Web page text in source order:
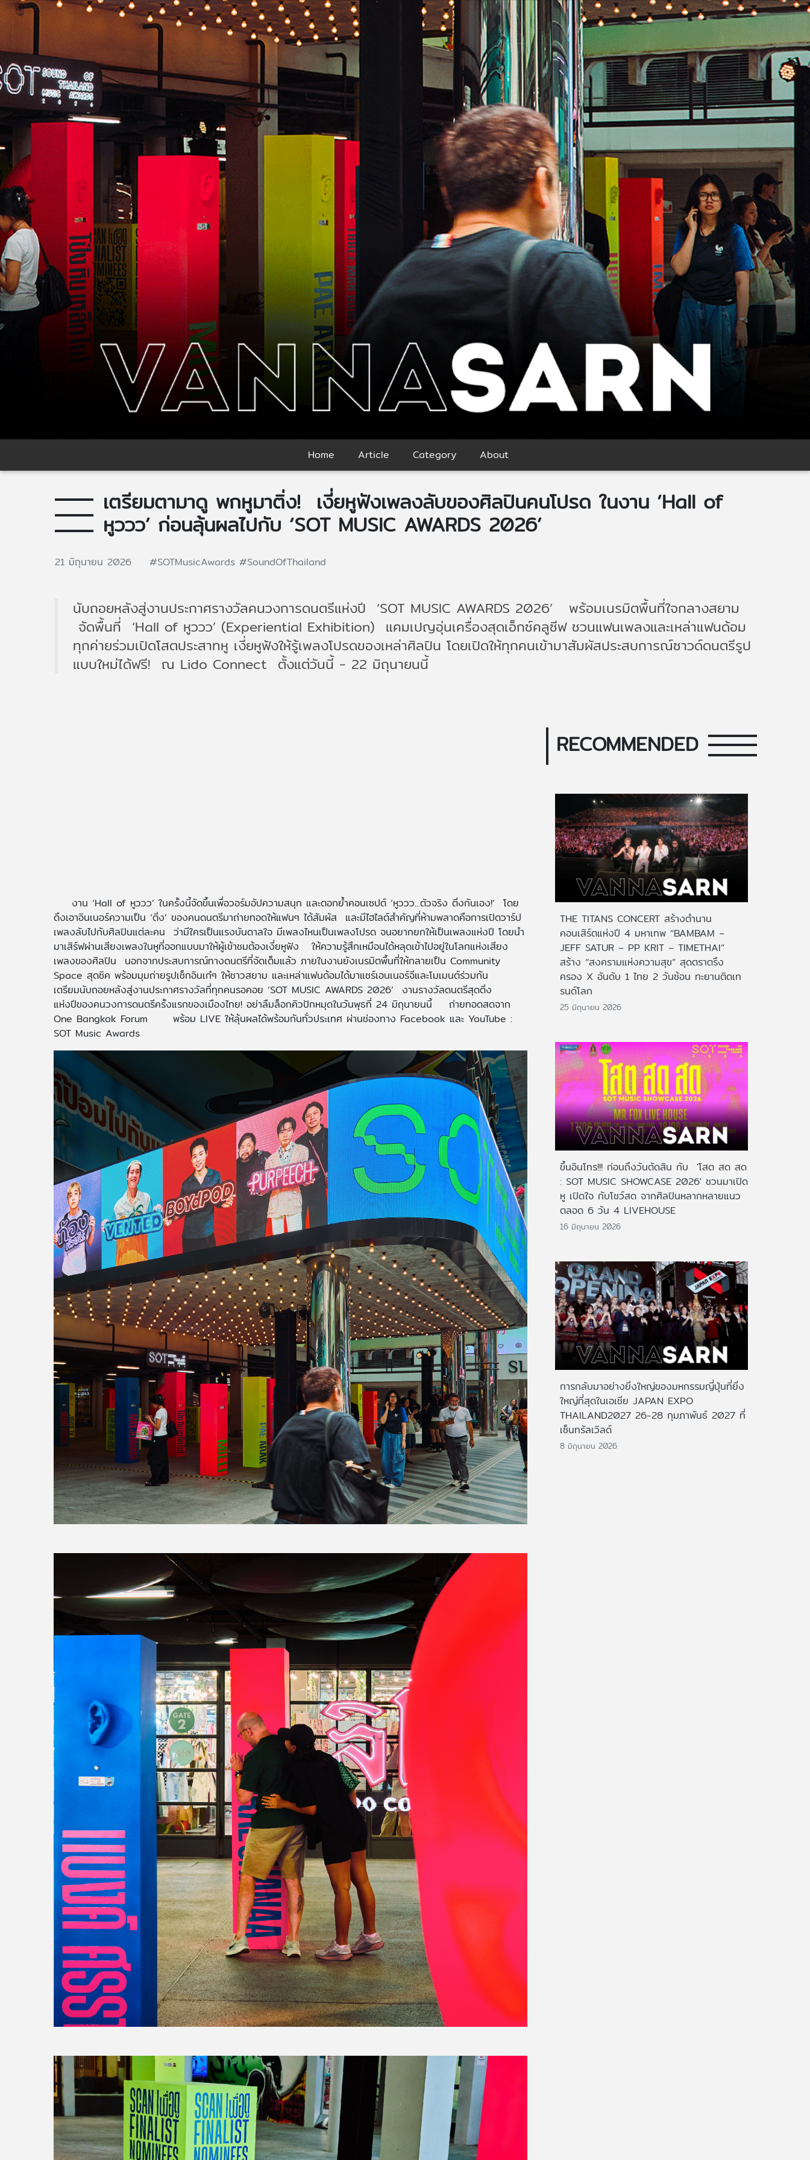
Home Article Category About
เตรียมตามาดู พกหูมาติ่ง! เงี่ยหูฟังเพลงลับของศิลปินคนโปรด ในงาน ‘Hall of
หูววว’ ก่อนลุ้นผลไปกับ ‘SOT MUSIC AWARDS 2026’
21 มิถุนายน 2026 #SOTMusicAwards#SoundOfThailand
นับถอยหลังสู่งานประกาศรางวัลคนวงการดนตรีแห่งปี ‘SOT MUSIC AWARDS 2026’ พร้อมเนรมิตพื้นที่ใจกลางสยาม
จัดพื้นที่ ‘Hall of หูววว’ (Experiential Exhibition) แคมเปญอุ่นเครื่องสุดเอ็กซ์คลูซีฟ ชวนแฟนเพลงและเหล่าแฟนด้อม
ทุกค่ายร่วมเปิดโสตประสาทหู เงี่ยหูฟังให้รู้เพลงโปรดของเหล่าศิลปิน โดยเปิดให้ทุกคนเข้ามาสัมผัสประสบการณ์ซาวด์ดนตรีรูป
แบบใหม่ได้ฟรี! ณ Lido Connect ตั้งแต่วันนี้ - 22 มิถุนายนนี้
งาน ‘Hall of หูววว’ ในครั้งนี้จัดขึ้นเพื่อวอร์มอัปความสนุก และตอกย้ำคอนเซปต์ ‘หูววว...ตัวจริง ติ่งกันเอง!’ โดย
ดึงเอาอินเนอร์ความเป็น ‘ติ่ง’ ของคนดนตรีมาถ่ายทอดให้แฟนๆ ได้สัมผัส และมีไฮไลต์สำคัญที่ห้ามพลาดคือการเปิดวาร์ป
เพลงลับไปกับศิลปินแต่ละคน ว่ามีใครเป็นแรงบันดาลใจ มีเพลงไหนเป็นเพลงโปรด จนอยากยกให้เป็นเพลงแห่งปี โดยนำ
มาเสิร์ฟผ่านเสียงเพลงในหูที่ออกแบบมาให้ผู้เข้าชมต้องเงี่ยหูฟัง ให้ความรู้สึกเหมือนได้หลุดเข้าไปอยู่ในโลกแห่งเสียง
เพลงของศิลปิน นอกจากประสบการณ์ทางดนตรีที่จัดเต็มแล้ว ภายในงานยังเนรมิตพื้นที่ให้กลายเป็น Community
Space สุดชิค พร้อมมุมถ่ายรูปเช็กอินเก๋ๆ ให้ชาวสยาม และเหล่าแฟนด้อมได้มาแชร์เอนเนอร์จีและโมเมนต์ร่วมกัน
เตรียมนับถอยหลังสู่งานประกาศรางวัลที่ทุกคนรอคอย ‘SOT MUSIC AWARDS 2026’ งานรางวัลดนตรีสุดติ่ง
แห่งปีของคนวงการดนตรีครั้งแรกของเมืองไทย! อย่าลืมล็อกคิวปักหมุดในวันพุธที่ 24 มิถุนายนนี้ ถ่ายทอดสดจาก
One Bangkok Forum พร้อม LIVE ให้ลุ้นผลได้พร้อมกันทั่วประเทศ ผ่านช่องทาง Facebook และ YouTube :
SOT Music Awards
RECOMMENDED
THE TITANS CONCERT สร้างตำนาน
คอนเสิร์ตแห่งปี 4 มหาเทพ “BAMBAM –
JEFF SATUR – PP KRIT – TIMETHAI”
สร้าง “สงครามแห่งความสุข” สุดตราตรึง
ครอง X อันดับ 1 ไทย 2 วันซ้อน ทะยานติดเท
รนด์โลก
25 มิถุนายน 2026
ขึ้นอินโทร!!! ก่อนถึงวันตัดสิน กับ 'โสต สด สด
: SOT MUSIC SHOWCASE 2026' ชวนมาเปิด
หู เปิดใจ กับโชว์สด จากศิลปินหลากหลายแนว
ตลอด 6 วัน 4 LIVEHOUSE
16 มิถุนายน 2026
การกลับมาอย่างยิ่งใหญ่ของมหกรรมญี่ปุ่นที่ยิ่ง
ใหญ่ที่สุดในเอเชีย JAPAN EXPO
THAILAND2027 26-28 กุมภาพันธ์ 2027 ที่
เซ็นทรัลเวิลด์
8 มิถุนายน 2026